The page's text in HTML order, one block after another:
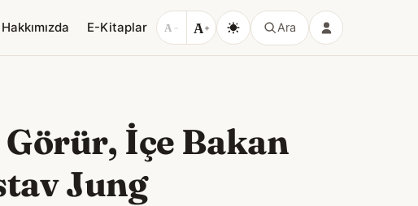
Hakkımızda E-Kitaplar A − A+ Ara
Görür, İçe Bakan
Jung